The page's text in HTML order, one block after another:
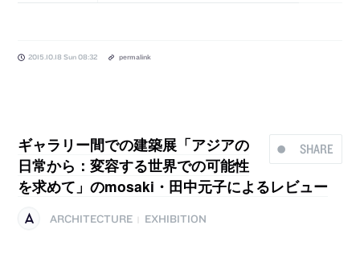
2015.10.18 Sun 08:32 permalink
SHARE
ギャラリー間での建築展「アジアの
日常から：変容する世界での可能性
を求めて」のmosaki・田中元子によるレビュー
ARCHITECTURE EXHIBITION